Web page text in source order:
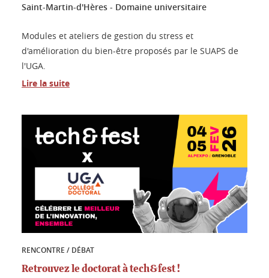
Saint-Martin-d'Hères - Domaine universitaire
Modules et ateliers de gestion du stress et
d'amélioration du bien-être proposés par le SUAPS de
l'UGA.
Lire la suite
RENCONTRE / DÉBAT
Retrouvez le doctorat à tech&fest !